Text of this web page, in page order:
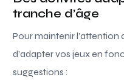
tranche d’âge
Pour maintenir l’attention
d’adapter vos jeux en
suggestions :